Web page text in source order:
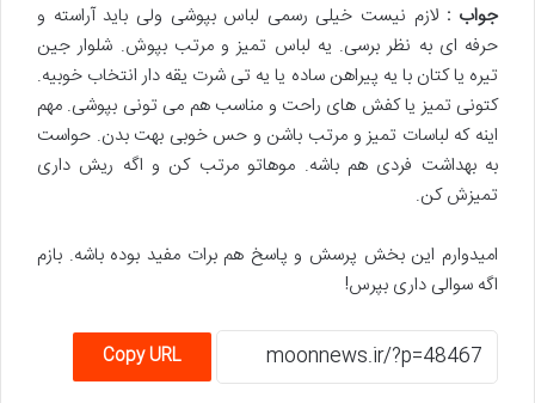
جواب : لازم نیست خیلی رسمی لباس بپوشی ولی باید آراسته و
حرفه ای به نظر برسی. یه لباس تمیز و مرتب بپوش. شلوار جین
تیره یا کتان با یه پیراهن ساده یا یه تی شرت یقه دار انتخاب خوبیه.
کتونی تمیز یا کفش های راحت و مناسب هم می تونی بپوشی. مهم
اینه که لباسات تمیز و مرتب باشن و حس خوبی بهت بدن. حواست
به بهداشت فردی هم باشه. موهاتو مرتب کن و اگه ریش داری
تمیزش کن.
امیدوارم این بخش پرسش و پاسخ هم برات مفید بوده باشه. بازم
اگه سوالی داری بپرس!
Copy URL